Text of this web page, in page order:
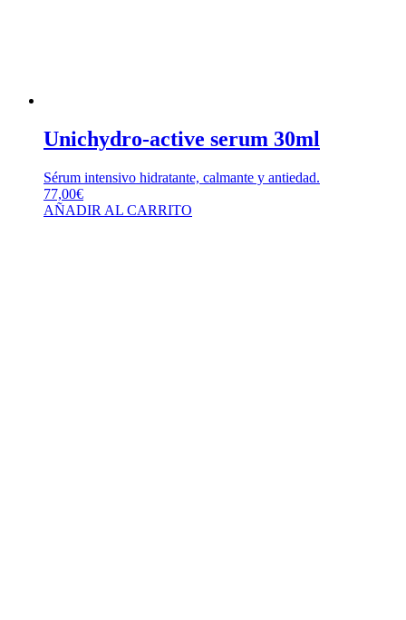
Unichydro-active serum 30ml
Sérum intensivo hidratante, calmante y antiedad.
77,00€
AÑADIR AL CARRITO